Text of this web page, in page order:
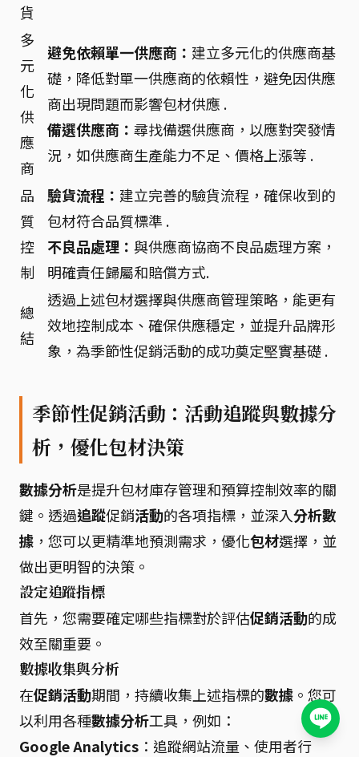
貨
多
元
化
供
應
商
避免依賴單一供應商： 建立多元化的供應商基
礎，降低對單一供應商的依賴性，避免因供應
商出現問題而影響包材供應 .
備選供應商： 尋找備選供應商，以應對突發情
況，如供應商生產能力不足、價格上漲等 .
品
質
控
制
驗貨流程： 建立完善的驗貨流程，確保收到的
包材符合品質標準 .
不良品處理： 與供應商協商不良品處理方案，
明確責任歸屬和賠償方式.
總
結
透過上述包材選擇與供應商管理策略，能更有
效地控制成本、確保供應穩定，並提升品牌形
象，為季節性促銷活動的成功奠定堅實基礎 .
季節性促銷活動：活動追蹤與數據分
析，優化包材決策
數據分析是提升包材庫存管理和預算控制效率的關
鍵。透過追蹤促銷活動的各項指標，並深入分析數
據 ，您可以更精準地預測需求，優化包材選擇，並
做出更明智的決策。
設定追蹤指標
首先，您需要確定哪些指標對於評估促銷活動的成
效至關重要。
數據收集與分析
在促銷活動期間，持續收集上述指標的數據 。您可
以利用各種數據分析工具，例如：
Google Analytics ：追蹤網站流量、使用者行